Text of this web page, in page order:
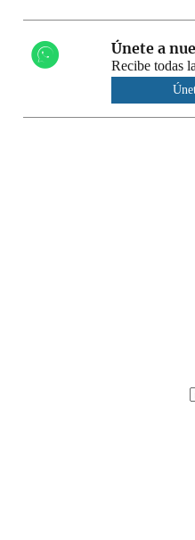
Únete a
Recibe todas